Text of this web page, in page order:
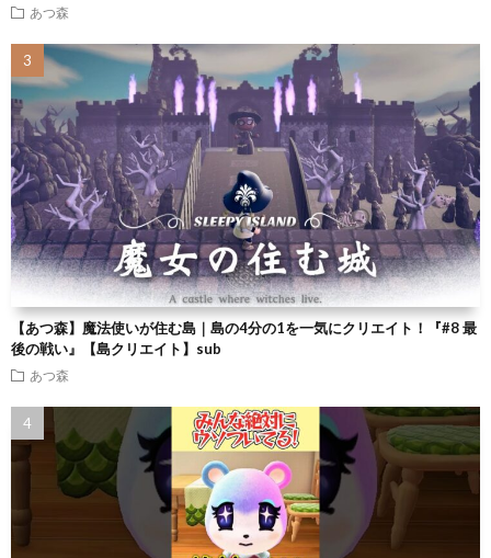
あつ森
【あつ森】魔法使いが住む島｜島の4分の1を一気にクリエイト！『#8 最
後の戦い』【島クリエイト】sub
あつ森